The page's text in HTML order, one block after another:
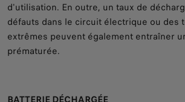
d'utilisation. En outre, un taux de
défauts dans le circuit électrique ou des
extrêmes peuvent également entraîner
prématurée.